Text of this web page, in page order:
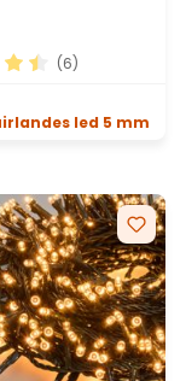
de 4.5 sur
(6)
led 5 mm